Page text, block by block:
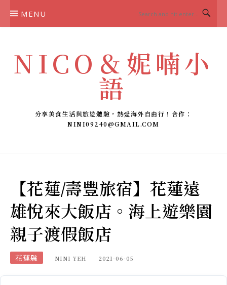
MENU
NICO＆妮喃小
語
分享美食生活與旅遊體驗，熱愛海外自由行！合作：
NINI09240@GMAIL.COM
【花蓮/壽豐旅宿】花蓮遠
雄悅來大飯店。海上遊樂園
親子渡假飯店
花蓮縣 NINI YEH 2021-06-05